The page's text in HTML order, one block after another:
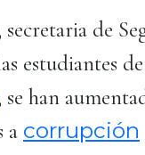
de
estudiantes
se han
a corrupción